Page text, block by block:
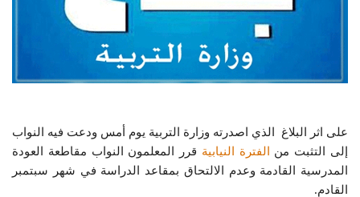
على اثر البلاغ الذي اصدرته وزارة التربية يوم أمس ودعت فيه النواب
إلى التثبت من الفترة النيابية قرر المعلمون النواب مقاطعة العودة
المدرسية القادمة وعدم الالتحاق بمقاعد الدراسة في شهر سبتمبر
القادم.